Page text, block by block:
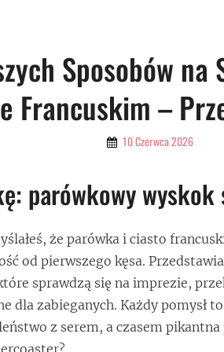
Sposobów na
Francuskim –
By 10 Czerwca 2026
parówkowy wyskok
że parówka i ciasto
od pierwszego kęsa.
sprawdzą się na imprezie,
dla zabieganych. Każdy pomysł
z serem, a czasem